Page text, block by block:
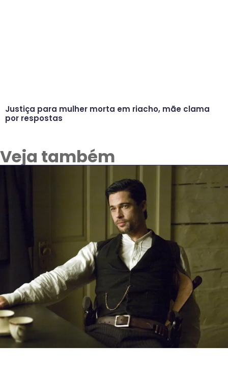
Justiça para mulher morta em riacho, mãe clama
por respostas
Veja também